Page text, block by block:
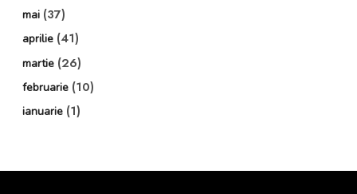
mai (37)
aprilie (41)
martie (26)
februarie (10)
ianuarie (1)